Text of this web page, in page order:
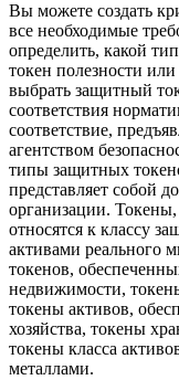
Вы можете создать
все необходимые
определить, какой
токен полезности
выбрать защитный
соответствия
соответствие,
агентством
типы защитных
представляет собой
организации.
относятся к классу
активами реального
токенов,
недвижимости,
токены активов,
хозяйства, токены
токены класса
металлами.